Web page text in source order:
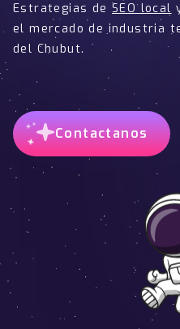
Estrategias deSEO local
el mercado de industria
del Chubut.
Contactanos